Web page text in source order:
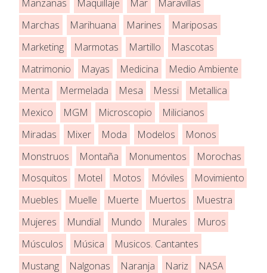
Manzanas
Maquillaje Mar
Maravillas
Marchas
Marihuana Marines
Mariposas
Marketing
Marmotas Martillo
Mascotas
Matrimonio
Mayas Medicina
Medio Ambiente
Menta
Mermelada Mesa Messi
Metallica
Mexico
MGM Microscopio
Milicianos
Miradas
Mixer Moda Modelos
Monos
Monstruos
Montaña Monumentos
Morochas
Mosquitos
Motel Motos Móviles
Movimiento
Muebles
Muelle Muerte Muertos
Muestra
Mujeres
Mundial Mundo Murales
Muros
Músculos
Música
Musicos. Cantantes
Mustang
Nalgonas Naranja Nariz
NASA